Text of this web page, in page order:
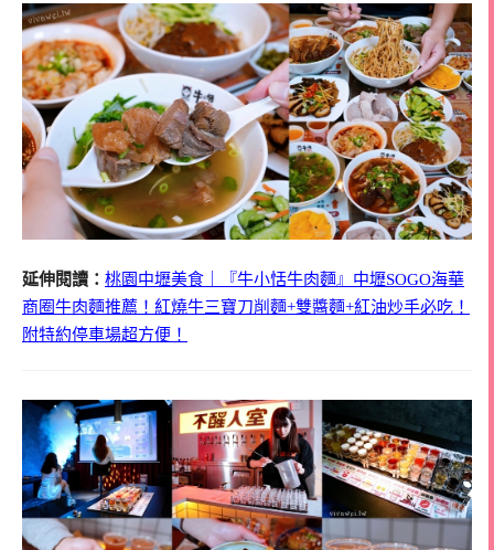
延伸閱讀： 桃園中壢美食｜『牛小恬牛肉麵』中壢SOGO海華
商圈牛肉麵推薦！紅燒牛三寶刀削麵+雙醬麵+紅油炒手必吃！
附特約停車場超方便！